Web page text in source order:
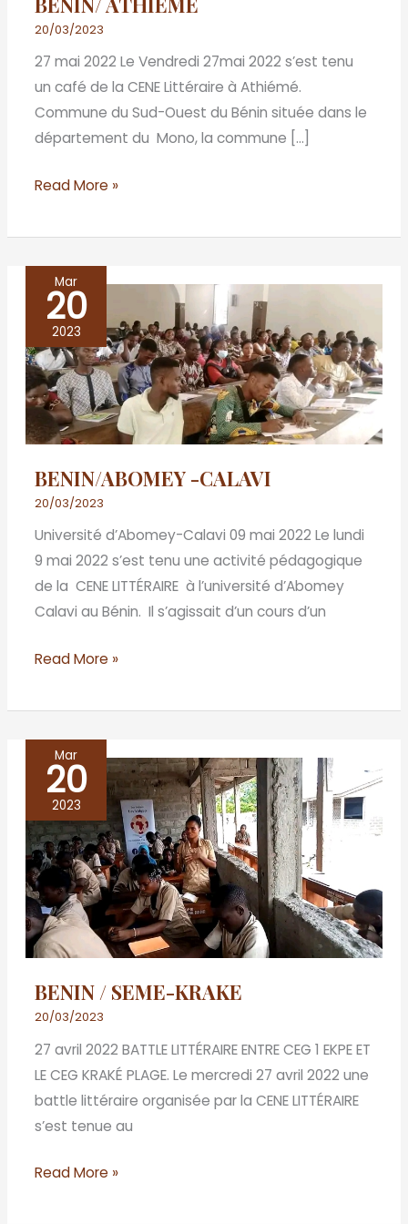
20/03/2023
27 mai 2022 Le Vendredi 27mai 2022 s’est tenu
un café de la CENE Littéraire à Athiémé.
Commune du Sud-Ouest du Bénin située dans le
département du Mono, la commune […]
Read More »
Mar
20
2023
BENIN/ABOMEY -CALAVI
20/03/2023
Université d’Abomey-Calavi 09 mai 2022 Le lundi
9 mai 2022 s’est tenu une activité pédagogique
de la CENE LITTÉRAIRE à l’université d’Abomey
Calavi au Bénin. Il s’agissait d’un cours d’un
BENIN/ABOMEY
CALAVI
Read More »
Mar
20
2023
BENIN / SEME-KRAKE
20/03/2023
27 avril 2022 BATTLE LITTÉRAIRE ENTRE CEG 1 EKPE ET
LE CEG KRAKÉ PLAGE. Le mercredi 27 avril 2022 une
battle littéraire organisée par la CENE LITTÉRAIRE
s’est tenue au
BENIN
SEME-
KRAKE
Read More »